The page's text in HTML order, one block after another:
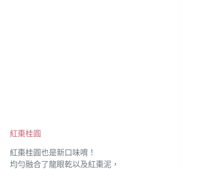
紅棗桂圓
紅棗桂圓也是新口味唷！
均勻融合了龍眼乾以及紅棗泥，